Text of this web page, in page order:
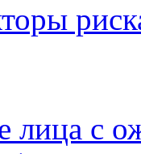
лица с